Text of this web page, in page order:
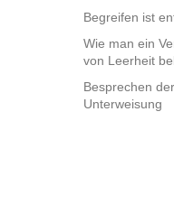
Begreifen ist
Wie man ein
von Leerheit
Besprechen
Unterweisung